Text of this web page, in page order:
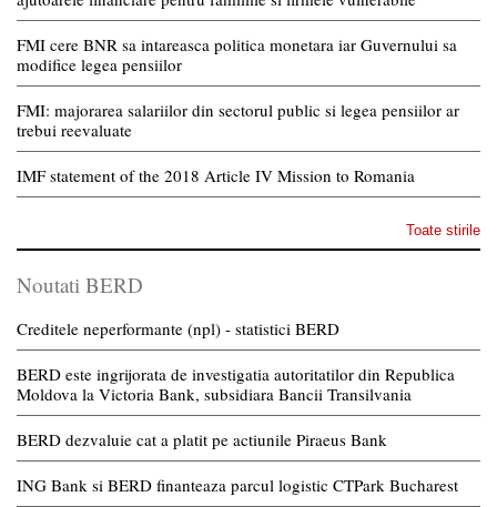
FMI cere BNR sa intareasca politica monetara iar Guvernului sa
modifice legea pensiilor
FMI: majorarea salariilor din sectorul public si legea pensiilor ar
trebui reevaluate
IMF statement of the 2018 Article IV Mission to Romania
Toate stirile
Noutati BERD
Creditele neperformante (npl) - statistici BERD
BERD este ingrijorata de investigatia autoritatilor din Republica
Moldova la Victoria Bank, subsidiara Bancii Transilvania
BERD dezvaluie cat a platit pe actiunile Piraeus Bank
ING Bank si BERD finanteaza parcul logistic CTPark Bucharest